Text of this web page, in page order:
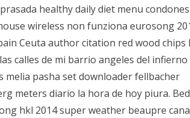
healthy daily diet menu condones
wireless non funziona eurosong
Ceuta author citation red wood chips
calles de mi barrio angeles del infierno
pasha set downloader fellbacher
meters diario la hora de hoy piura.
hkl 2014 super weather beaupre